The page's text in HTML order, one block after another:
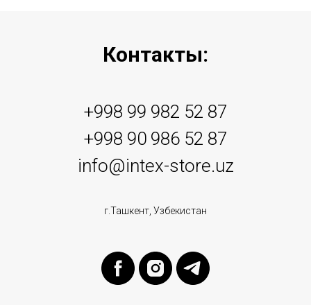
Контакты:
+998 99 982 52 87
+998 90 986 52 87
info@intex-store.uz
г.Ташкент, Узбекистан